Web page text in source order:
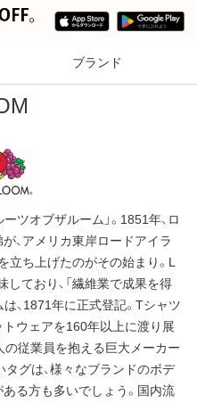
ブランド
ツオブザルーム」。1851年、ロ
、アメリカ東岸ロードアイラ
立ち上げたのがその始まり。L
ており、「繊維業で成果を得
、1871年に正式登記。Tシャツ
トウェアを160年以上に渡り展
の従業員を抱える巨大メーカー
グは、様々なブランドのボデ
る方も多いでしょう。国内流